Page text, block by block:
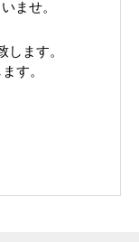
ませ。
します。
す。